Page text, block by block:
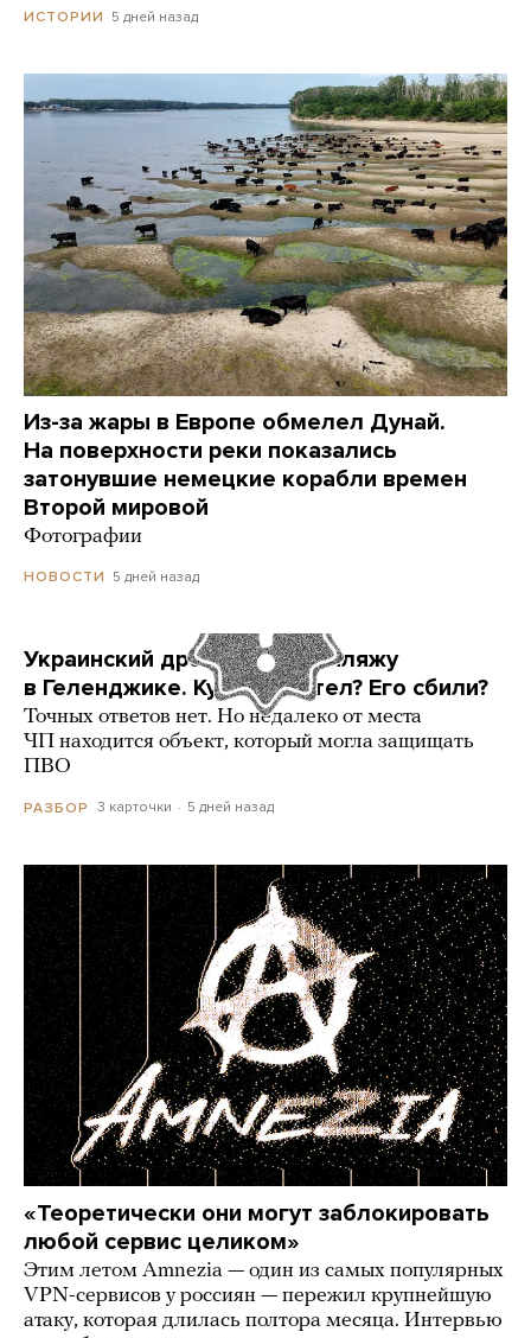
ИСТОРИИ 5 дней назад
Из-за жары в Европе обмелел Дунай.
На поверхности реки показались
затонувшие немецкие корабли времен
Второй мировой
Фотографии
НОВОСТИ 5 дней назад
Украинский дрон попал по пляжу
в Геленджике. Куда он летел? Его сбили?
Точных ответов нет. Но недалеко от места
ЧП находится объект, который могла защищать
ПВО
РАЗБОР 3 карточки 5 дней назад
«Теоретически они могут заблокировать
любой сервис целиком»
Этим летом Amnezia — один из самых популярных
VPN-сервисов у россиян — пережил крупнейшую
атаку, которая длилась полтора месяца. Интервью